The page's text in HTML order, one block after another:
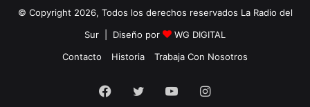
© Copyright 2026, Todos los derechos reservados La Radio del
Sur | Diseño por
WG DIGITAL
Contacto
Historia Trabaja Con Nosotros
Facebook
TwitterYouTubeInstagram